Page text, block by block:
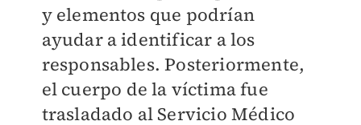
y elementos que podrían
ayudar a identificar a los
responsables. Posteriormente,
el cuerpo de la víctima fue
trasladado al Servicio Médico